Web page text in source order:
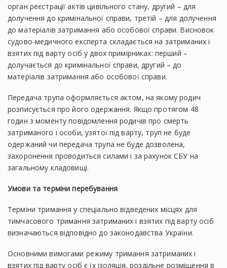
орган реєстрації актів цивільного стану, другий – для
долучення до кримінальної справи, третій – для долучення
до матеріалів затримання або особової справи. Висновок
судово-медичного експерта складається на затриманих і
взятих під варту осіб у двох примірниках: перший –
долучається до кримінальної справи, другий – до
матеріалів затримання або особової справи.
Передача трупа оформляється актом, на якому родич
розписується про його одержання. Якщо протягом 48
годин з моменту повідомлення родичів про смерть
затриманого і особи, узятої під варту, труп не буде
одержаний чи передача трупа не буде дозволена,
захоронення проводиться силами і за рахунок СБУ на
загальному кладовищі.
Умови та терміни перебування
Терміни тримання у спеціально відведених місцях для
тимчасового тримання затриманих і взятих під варту осіб
визначаються відповідно до законодавства України.
Основними вимогами режиму тримання затриманих і
взятих під варту осіб є їх ізоляція, роздільне розміщення в